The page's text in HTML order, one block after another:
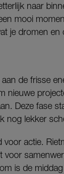
naar
mooi
je dromen en
de frisse
nieuwe
Deze fase
nog lekker
actie.
is de